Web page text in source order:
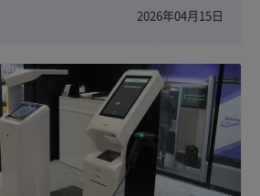
2026年04月15日